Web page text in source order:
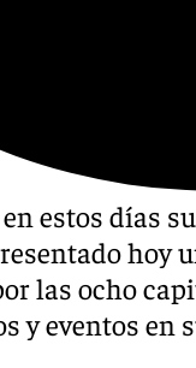
estos días
hoy
las ocho
y eventos en